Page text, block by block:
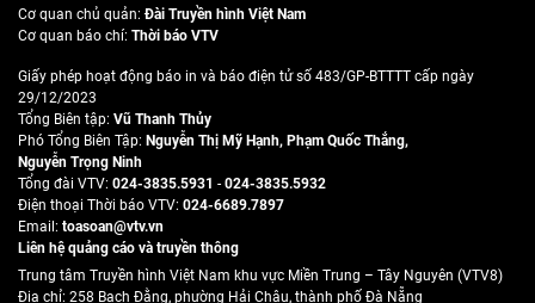
Cơ quan chủ quản:Đài Truyền hình Việt Nam
Cơ quan báo chí: Thời báo VTV
Giấy phép hoạt động báo in và báo điện tử số 483/GP-BTTTT cấp ngày
29/12/2023
Tổng Biên tập: Vũ Thanh Thủy
Phó Tổng Biên Tập: Nguyễn Thị Mỹ Hạnh, Phạm Quốc Thắng,
Nguyễn Trọng Ninh
Tổng đài VTV: 024-3835.5931 - 024-3835.5932
Ðiện thoại Thời báo VTV: 024-6689.7897
Email: toasoan@vtv.vn
Liên hệ quảng cáo và truyền thông
Trung tâm Truyền hình Việt Nam khu vực Miền Trung – Tây Nguyên (VTV8)
Địa chỉ: 258 Bạch Đằng, phường Hải Châu, thành phố Đà Nẵng